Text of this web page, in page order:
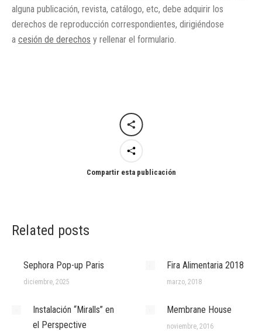
alguna publicación, revista, catálogo, etc, debe adquirir los
derechos de reproducción correspondientes, dirigiéndose
a cesión de derechos y rellenar el formulario.
Compartir esta publicación
Related posts
Sephora Pop-up Paris
diciembre, 2025
Fira Alimentaria 2018
marzo, 2018
Instalación “Miralls” en
el Perspective
Membrane House
noviembre, 2016